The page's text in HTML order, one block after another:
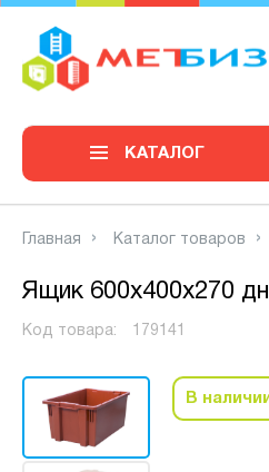
0
КАТАЛОГ
Главная Каталог товаров
Ящик 600х400х270
Код товара: 179141
В